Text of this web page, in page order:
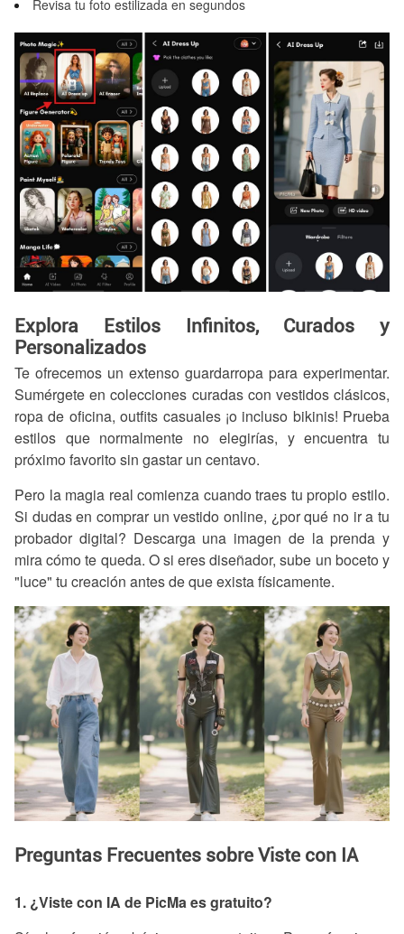
Revisa tu foto estilizada en segundos
Explora Estilos Infinitos, Curados y
Personalizados
Te ofrecemos un extenso guardarropa para experimentar.
Sumérgete en colecciones curadas con vestidos clásicos,
ropa de oficina, outfits casuales ¡o incluso bikinis! Prueba
estilos que normalmente no elegirías, y encuentra tu
próximo favorito sin gastar un centavo.
Pero la magia real comienza cuando traes tu propio estilo.
Si dudas en comprar un vestido online, ¿por qué no ir a tu
probador digital? Descarga una imagen de la prenda y
mira cómo te queda. O si eres diseñador, sube un boceto y
"luce" tu creación antes de que exista físicamente.
Preguntas Frecuentes sobre Viste con IA
1. ¿Viste con IA de PicMa es gratuito?